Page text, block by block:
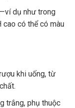
dụ như trong
có thể có màu
khi uống, từ
trắng, phụ thuộc